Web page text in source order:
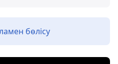
бөлісу